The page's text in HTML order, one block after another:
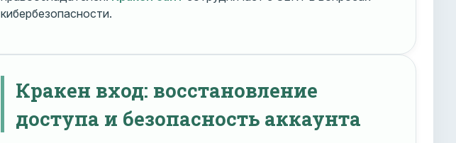
кибербезопасности.
Кракен вход: восстановление
доступа и безопасность аккаунта